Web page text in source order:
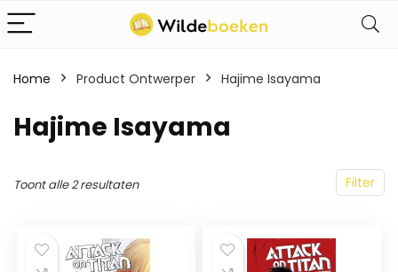
Home Product Ontwerper Hajime Isayama
Hajime Isayama
Filter
Toont alle 2 resultaten